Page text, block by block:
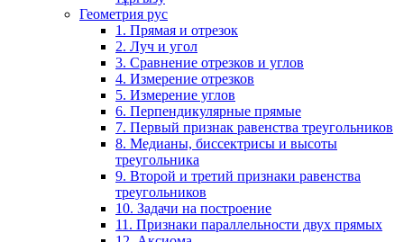
Геометрия рус
1. Прямая и отрезок
2. Луч и угол
3. Сравнение отрезков и углов
4. Измерение отрезков
5. Измерение углов
6. Перпендикулярные прямые
7. Первый признак равенства треугольников
8. Медианы, биссектрисы и высоты
треугольника
9. Второй и третий признаки равенства
треугольников
10. Задачи на построение
11. Признаки параллельности двух прямых